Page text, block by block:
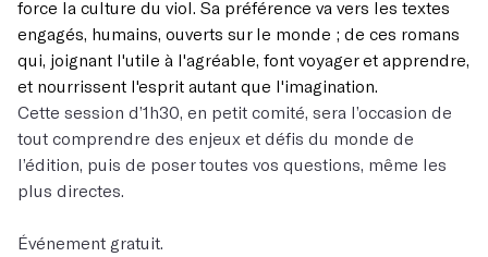
force la culture du viol. Sa préférence va vers les textes
engagés, humains, ouverts sur le monde ; de ces romans
qui, joignant l'utile à l'agréable, font voyager et apprendre,
et nourrissent l'esprit autant que l'imagination.
Cette session d’1h30, en petit comité, sera l’occasion de
tout comprendre des enjeux et défis du monde de
l’édition, puis de poser toutes vos questions, même les
plus directes.
Événement gratuit.